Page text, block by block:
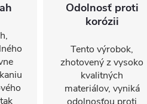
Odolnosť proti
korózii
Tento výrobok,
zhotovený z vysoko
kvalitných
materiálov, vyniká